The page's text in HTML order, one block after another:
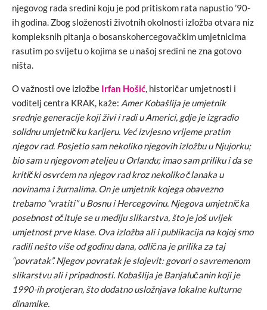
njegovog rada sredini koju je pod pritiskom rata napustio ’90-
ih godina. Zbog složenosti životnih okolnosti izložba otvara niz
kompleksnih pitanja o bosanskohercegovačkim umjetnicima
rasutim po svijetu o kojima se u našoj sredini ne zna gotovo
ništa.
O važnosti ove izložbe Irfan Hošić, historičar umjetnosti i
voditelj centra KRAK, kaže: Amer Kobašlija je umjetnik
srednje generacije koji živi i radi u Americi, gdje je izgradio
solidnu umjetničku karijeru. Već izvjesno vrijeme pratim
njegov rad. Posjetio sam nekoliko njegovih izložbu u Njujorku;
bio sam u njegovom ateljeu u Orlandu; imao sam priliku i da se
kritički osvrćem na njegov rad kroz nekoliko članaka u
novinama i žurnalima. On je umjetnik kojega obavezno
trebamo “vratiti” u Bosnu i Hercegovinu. Njegova umjetnička
posebnost očituje se u mediju slikarstva, što je još uvijek
umjetnost prve klase. Ova izložba ali i publikacija na kojoj smo
radili nešto više od godinu dana, odlična je prilika za taj
“povratak”. Njegov povratak je slojevit: govori o savremenom
slikarstvu ali i pripadnosti. Kobašlija je Banjalučanin koji je
1990-ih protjeran, što dodatno usložnjava lokalne kulturne
dinamike.